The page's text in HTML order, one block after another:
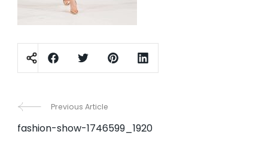
Post
Navigation
Previous Article
fashion-show-1746599_1920